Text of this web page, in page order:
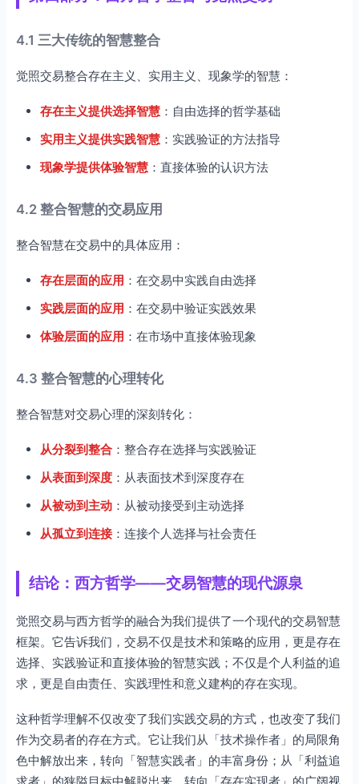
4.1 三大传统的智慧整合
觉照交易整合存在主义、实用主义、现象学的智慧：
存在主义提供选择智慧 ：自由选择的哲学基础
实用主义提供实践智慧 ：实践验证的方法指导
现象学提供体验智慧 ：直接体验的认识方法
4.2 整合智慧的交易应用
整合智慧在交易中的具体应用：
存在层面的应用 ：在交易中实践自由选择
实践层面的应用 ：在交易中验证实践效果
体验层面的应用 ：在市场中直接体验现象
4.3 整合智慧的心理转化
整合智慧对交易心理的深刻转化：
从分裂到整合 ：整合存在选择与实践验证
从表面到深度 ：从表面技术到深度存在
从被动到主动 ：从被动接受到主动选择
从孤立到连接：连接个人选择与社会责任
结论：西方哲学——交易智慧的现代源泉
觉照交易与西方哲学的融合为我们提供了一个现代的交易智慧
框架。它告诉我们，交易不仅是技术和策略的应用，更是存在
选择、实践验证和直接体验的智慧实践；不仅是个人利益的追
求，更是自由责任、实践理性和意义建构的存在实现。
这种哲学理解不仅改变了我们实践交易的方式，也改变了我们
作为交易者的存在方式。它让我们从「技术操作者」的局限角
色中解放出来，转向「智慧实践者」的丰富身份；从「利益追